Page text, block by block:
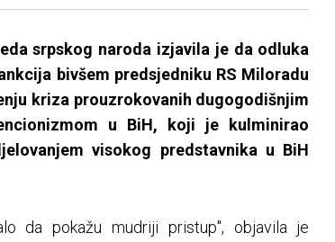
srpskog naroda izjavila je da odluka
bivšem predsjedniku RS Miloradu
kriza prouzrokovanih dugogodišnjim
u BiH, koji je kulminirao
visokog predstavnika u BiH
da pokažu mudriji pristup", objavila je